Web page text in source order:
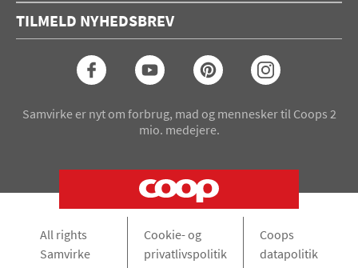
Konkurrencer
Annoncering
Coop medlem
TILMELD NYHEDSBREV
Samvirke er nyt om forbrug, mad og mennesker til Coops 2
mio. medejere.
All rights
Samvirke
Cookie- og
privatlivspolitik
Coops
datapolitik